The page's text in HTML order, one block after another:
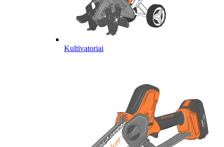
Kultivatoriai